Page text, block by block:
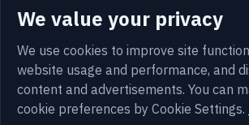
We value your privacy
We use cookies to improve site
website usage and performance, and
content and advertisements. You can
cookie preferences by Cookie Settings.
USPS 追跡
UPS 追跡 FedEx 追跡
トラッキング
跡